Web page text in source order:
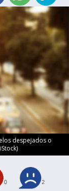
despejados o
0 2